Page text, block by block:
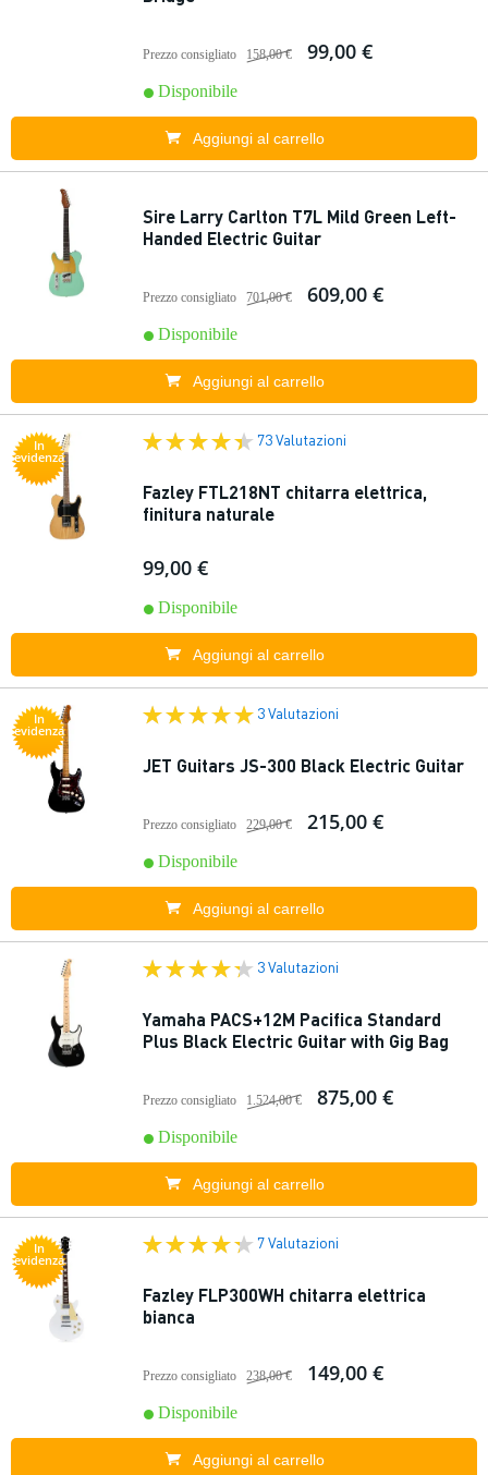
Prezzo consigliato 158,00 € 99,00 €
Disponibile
Aggiungi al carrello
Sire Larry Carlton T7L Mild Green Left-
Handed Electric Guitar
Prezzo consigliato 701,00 € 609,00 €
Disponibile
Aggiungi al carrello
In
evidenza
73 Valutazioni
Fazley FTL218NT chitarra elettrica,
finitura naturale
99,00 €
Disponibile
Aggiungi al carrello
In
evidenza
3 Valutazioni
JET Guitars JS-300 Black Electric Guitar
Prezzo consigliato 229,00 € 215,00 €
Disponibile
Aggiungi al carrello
3 Valutazioni
Yamaha PACS+12M Pacifica Standard
Plus Black Electric Guitar with Gig Bag
Prezzo consigliato 1.524,00 € 875,00 €
Disponibile
Aggiungi al carrello
In
evidenza
7 Valutazioni
Fazley FLP300WH chitarra elettrica
bianca
Prezzo consigliato 238,00 € 149,00 €
Disponibile
Aggiungi al carrello